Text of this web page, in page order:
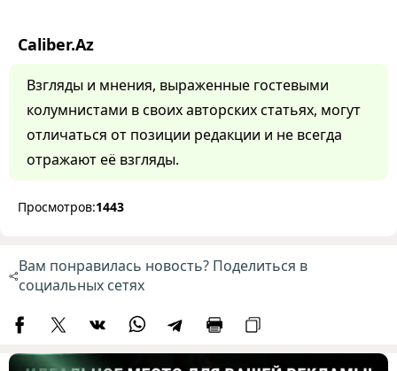
Caliber.Az
Взгляды и мнения, выраженные гостевыми
колумнистами в своих авторских статьях, могут
отличаться от позиции редакции и не всегда
отражают её взгляды.
Просмотров:1443
Вам понравилась новость? Поделиться в
социальных сетях